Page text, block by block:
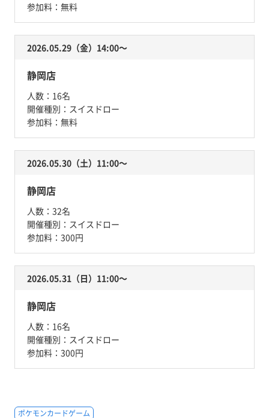
参加料： 無料
2026.05.29（金）14:00〜
静岡店
人数： 16名
開催種別： スイスドロー
参加料： 無料
2026.05.30（土）11:00〜
静岡店
人数： 32名
開催種別： スイスドロー
参加料： 300円
2026.05.31（日）11:00〜
静岡店
人数： 16名
開催種別： スイスドロー
参加料： 300円
ポケモンカードゲーム